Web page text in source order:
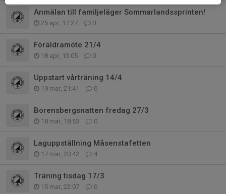
Anmälan till familjeläger Sommarlandssprinten!
25 apr, 17:27 0
Föräldramöte 21/4
18 apr, 13:05 0
Uppstart vårträning 14/4
19 mar, 21:41 0
Borensbergsnatten fredag 27/3
18 mar, 18:53 0
Laguppställning Måsenstafetten
17 mar, 20:42 4
Träning tisdag 17/3
15 mar, 22:07 0